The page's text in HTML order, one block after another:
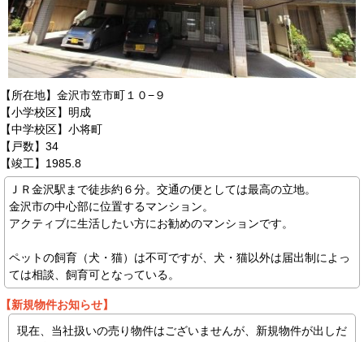
【所在地】金沢市笠市町１０−９
【小学校区】明成
【中学校区】小将町
【戸数】34
【竣工】1985.8
ＪＲ金沢駅まで徒歩約６分。交通の便としては最高の立地。
金沢市の中心部に位置するマンション。
アクティブに生活したい方にお勧めのマンションです。
ペットの飼育（犬・猫）は不可ですが、犬・猫以外は届出制によっ
ては相談、飼育可となっている。
【新規物件お知らせ】
現在、当社扱いの売り物件はございませんが、新規物件が出しだ